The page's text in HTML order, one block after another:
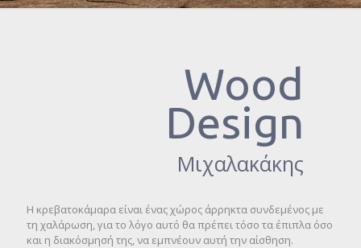
Wood
Design
Μιχαλακάκης
Η κρεβατοκάμαρα είναι ένας χώρος άρρηκτα συνδεμένος με
τη χαλάρωση, για το λόγο αυτό θα πρέπει τόσο τα έπιπλα όσο
και η διακόσμησή της, να εμπνέουν αυτή την αίσθηση.